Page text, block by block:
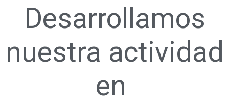
Desarrollamos
nuestra actividad
en